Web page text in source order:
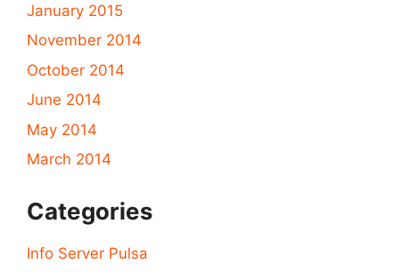
January 2015
November 2014
October 2014
June 2014
May 2014
March 2014
Categories
Info Server Pulsa